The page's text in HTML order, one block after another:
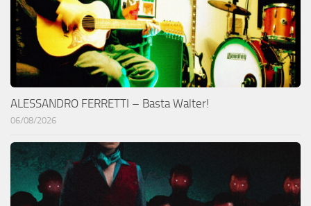
ALESSANDRO FERRETTI – Basta Walter!
06/08/2026